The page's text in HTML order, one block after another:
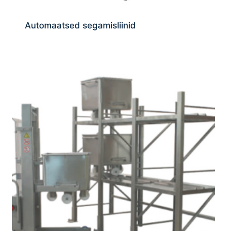
Automaatsed segamisliinid